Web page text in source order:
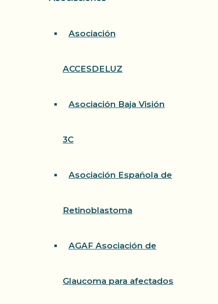
Asociación
ACCESDELUZ
Asociación Baja Visión
3C
Asociación Española de
Retinoblastoma
AGAF Asociación de
Glaucoma para afectados